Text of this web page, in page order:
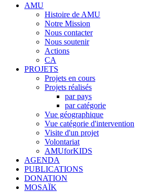
AMU
Histoire de AMU
Notre Mission
Nous contacter
Nous soutenir
Actions
CA
PROJETS
Projets en cours
Projets réalisés
par pays
par catégorie
Vue géographique
Vue catégorie d'intervention
Visite d'un projet
Volontariat
AMUforKIDS
AGENDA
PUBLICATIONS
DONATION
MOSAÏK